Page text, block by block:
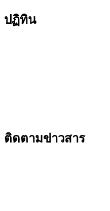
ปฏิทิน
ติดตามข่าวสาร